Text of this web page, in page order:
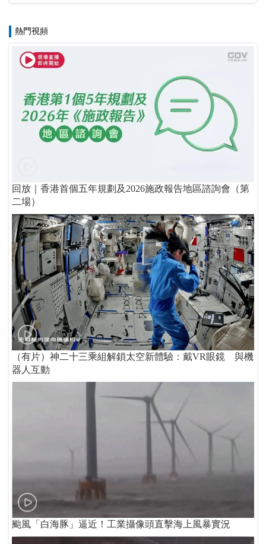
熱門視頻
回放｜香港首個五年規劃及2026施政報告地區諮詢會（第
二場）
（有片）神二十三乘組解鎖太空新體驗：戴VR眼鏡 與機
器人互動
颱風「白海豚」逼近！工業攝像頭直擊海上風暴實況